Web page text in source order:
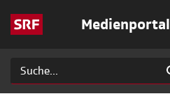
Medienportal